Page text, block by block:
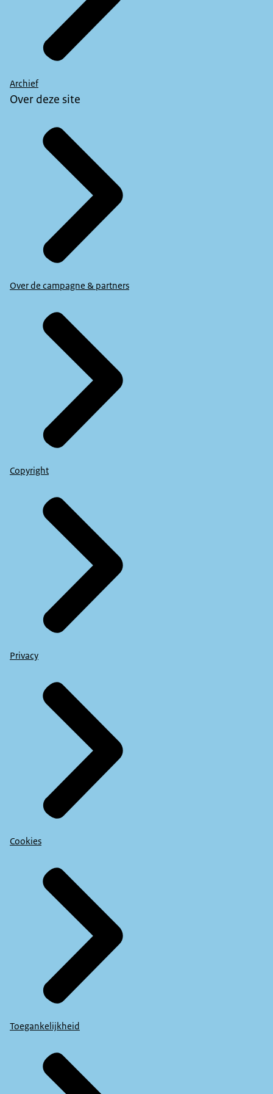
Archief
Over deze site
Over de campagne & partners
Copyright
Privacy
Cookies
Toegankelijkheid